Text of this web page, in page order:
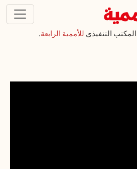
التنفيذي للأممية الرابعة.